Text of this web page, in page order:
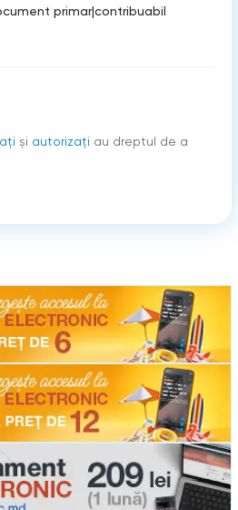
primar|contribuabil
şi autorizați au dreptul de a